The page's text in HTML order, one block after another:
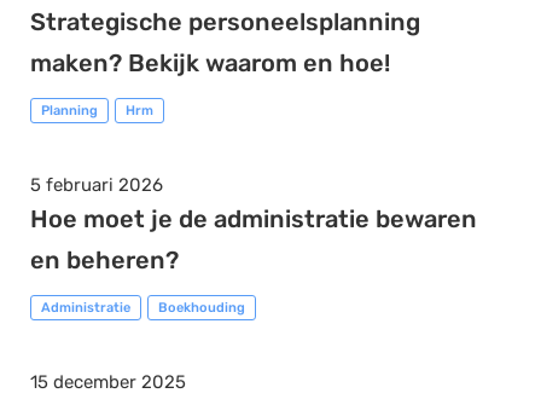
Strategische personeelsplanning
maken? Bekijk waarom en hoe!
Planning Hrm
5 februari 2026
Hoe moet je de administratie bewaren
en beheren?
Administratie Boekhouding
15 december 2025